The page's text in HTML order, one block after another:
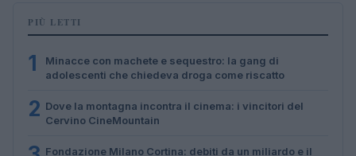
PIÙ LETTI
1
Minacce con machete e sequestro: la gang di
adolescenti che chiedeva droga come riscatto
2 Dove la montagna incontra il cinema: i vincitori del
Cervino CineMountain
Fondazione Milano Cortina: debiti da un miliardo e il